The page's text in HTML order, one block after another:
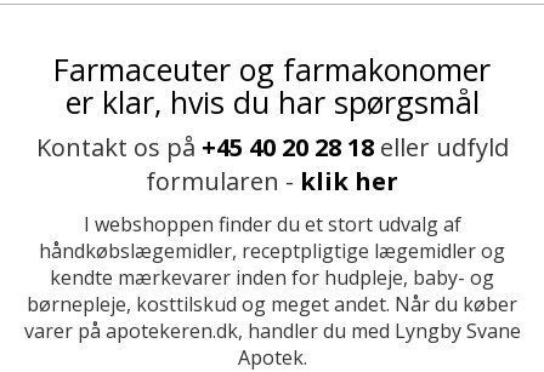
Farmaceuter og farmakonomer
er klar, hvis du har spørgsmål
Kontakt os på +45 40 20 28 18eller udfyld
formularen - klik her
I webshoppen finder du et stort udvalg af
håndkøbslægemidler, receptpligtige lægemidler og
kendte mærkevarer inden for hudpleje, baby- og
børnepleje, kosttilskud og meget andet. Når du køber
varer på apotekeren.dk, handler du med Lyngby Svane
Apotek.